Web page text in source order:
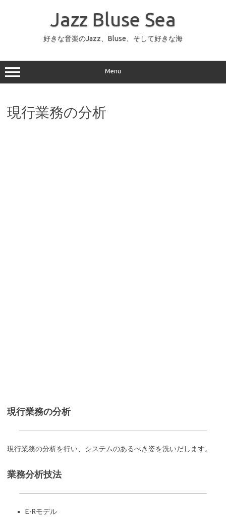
ッ
プ
Jazz Bluse Sea
好きな音楽のJazz、Bluse、そして好きな海
Menu
現行業務の分析
現行業務の分析
現行業務の分析を行い、システムのあるべき姿を洗いだします。
業務分析技法
E-Rモデル